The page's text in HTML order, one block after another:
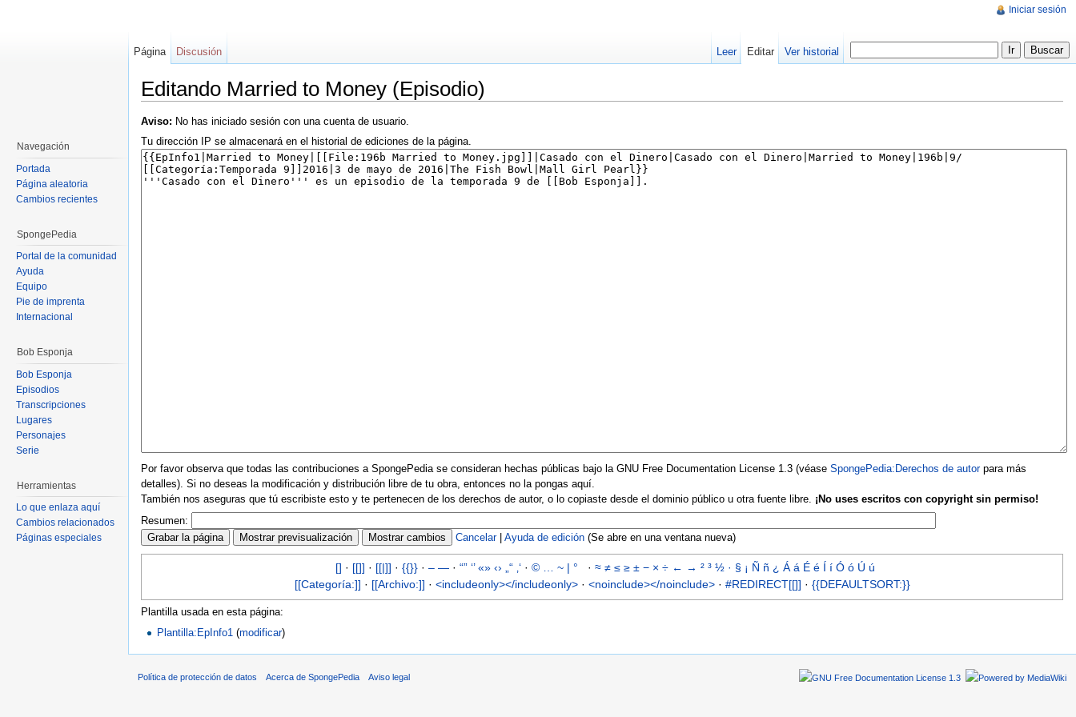
Editando Married to Money (Episodio)
Aviso: No has iniciado sesión con una cuenta de usuario.
Tu dirección IP se almacenará en el historial de ediciones de la página.
Por favor observa que todas las contribuciones a SpongePedia se consideran hechas públicas bajo la GNU Free Documentation License 1.3 (véase SpongePedia:Derechos de autorpara más
detalles). Si no deseas la modificación y distribución libre de tu obra, entonces no la pongas aquí.
También nos aseguras que tú escribiste esto y te pertenecen de los derechos de autor, o lo copiaste desde el dominio público u otra fuente libre. ¡No uses escritos con copyright sin permiso!
Resumen:
Cancelar| Ayuda de edición (Se abre en una ventana nueva)
[] · [[]] · [[|]] · {{}} · – — · “” ‘’ «» ‹› „“ ‚‘ · © … ~ | ° · ≈ ≠ ≤ ≥ ± − × ÷ ← → ² ³ ½ · § ¡ Ñ ñ ¿ Á á É é Í í Ó ó Ú ú
[[Categoría:]] · [[Archivo:]] · <includeonly></includeonly>· <noinclude></noinclude>· #REDIRECT[[]] · {{DEFAULTSORT:}}
Plantilla usada en esta página:
Plantilla:EpInfo1 (modificar)
Iniciar sesión
Página Discusión Leer Editar Ver historial
Navegación
Portada
Página aleatoria
Cambios recientes
SpongePedia
Portal de la comunidad
Ayuda
Equipo
Pie de imprenta
Internacional
Bob Esponja
Bob Esponja
Episodios
Transcripciones
Lugares
Personajes
Serie
Herramientas
Lo que enlaza aquí
Cambios relacionados
Páginas especiales
Política de protección de datos Acerca de SpongePedia Aviso legal